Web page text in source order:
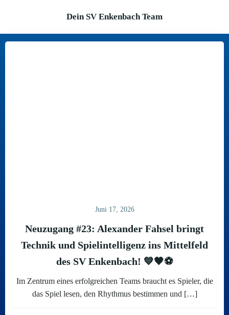
Dein SV Enkenbach Team
Juni 17, 2026
Neuzugang #23: Alexander Fahsel bringt
Technik und Spielintelligenz ins Mittelfeld
des SV Enkenbach! 💙🖤⚽
Im Zentrum eines erfolgreichen Teams braucht es Spieler, die
das Spiel lesen, den Rhythmus bestimmen und […]